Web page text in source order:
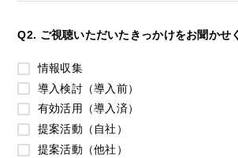
Q2. ご視聴いただいたきっかけをお聞かせ
情報収集
導入検討（導入前）
有効活用（導入済）
提案活動（自社）
提案活動（他社）